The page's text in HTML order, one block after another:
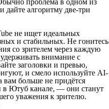
проблема в одном из
дайте алгоритму две-три
не ищет идеальных
и стабильных. Не гонитесь
со зрителем через каждую
внимание с
заголовки и превью,
и смело используйте AI-
больше не придётся
в Ютуб канале, — они станут
уважения к зрителю.